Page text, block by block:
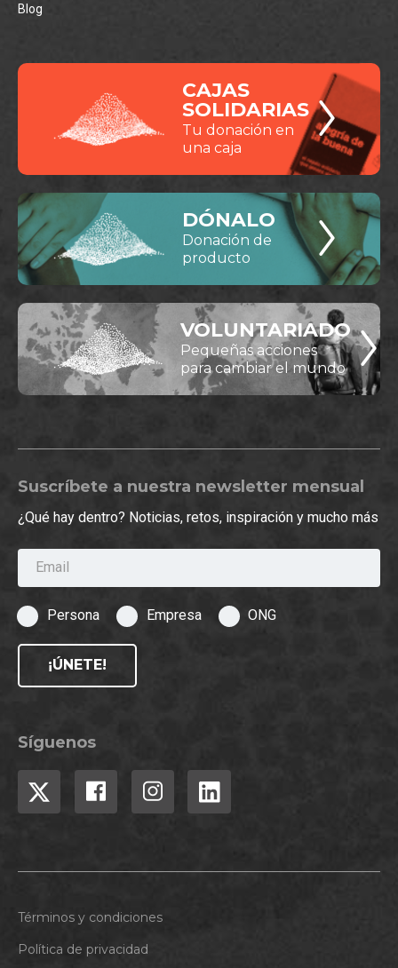
Blog
CAJAS
SOLIDARIAS
Tu donación en
una caja
DÓNALO
Donación de
producto
VOLUNTARIADO
Pequeñas acciones
para cambiar el mundo
Suscríbete a nuestra newsletter mensual
¿Qué hay dentro? Noticias, retos, inspiración y mucho más
Email
Persona Empresa ONG
¡ÚNETE!
Síguenos
Términos y condiciones
Política de privacidad